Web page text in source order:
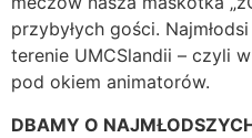
przybyłych gości.
terenie UMCSlandii – czyli
pod okiem animatorów.
DBAMY O